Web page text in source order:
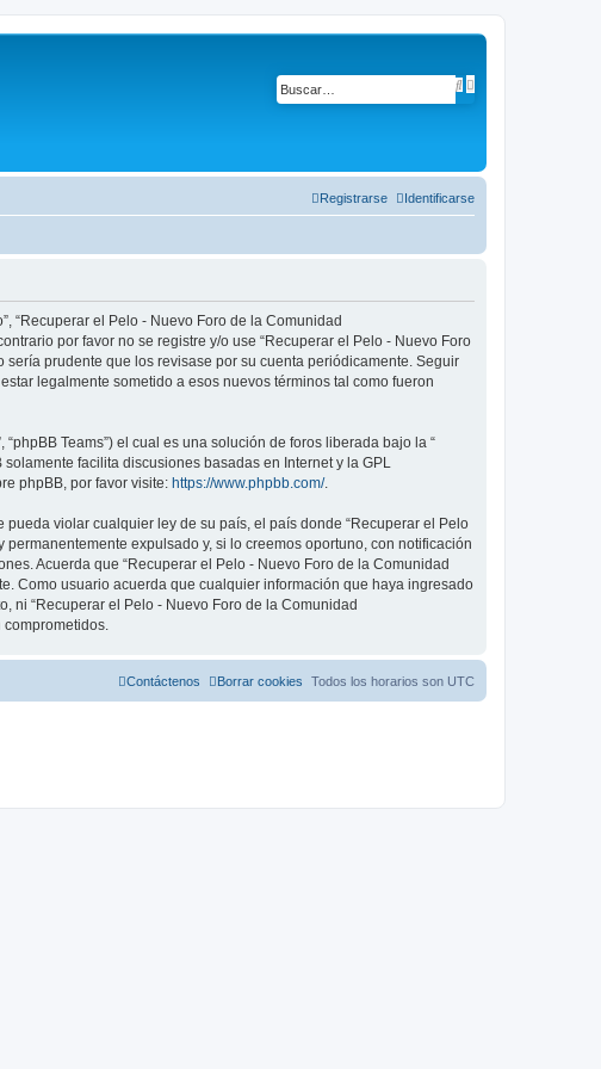
B
u ú
a
a
z
Identificarse
Registrarse
“Recuperar el Pelo - Nuevo Foro de la Comunidad
por favor no se registre y/o use “Recuperar el Pelo - Nuevo Foro
prudente que los revisase por su cuenta periódicamente. Seguir
legalmente sometido a esos nuevos términos tal como fueron
“phpBB Teams”) el cual es una solución de foros liberada bajo la “
solamente facilita discusiones basadas en Internet y la GPL
phpBB, por favor visite: https://www.phpbb.com/.
violar cualquier ley de su país, el país donde “Recuperar el Pelo
expulsado y, si lo creemos oportuno, con notificación
Acuerda que “Recuperar el Pelo - Nuevo Foro de la Comunidad
Como usuario acuerda que cualquier información que haya ingresado
ni “Recuperar el Pelo - Nuevo Foro de la Comunidad
Todos los horarios son UTC
Borrar cookies
Contáctenos